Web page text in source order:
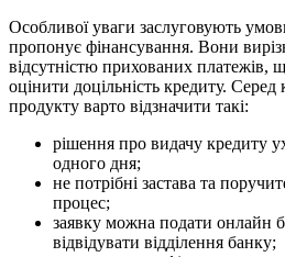
Особливої уваги заслуговують
пропонує фінансування. Вони
відсутністю прихованих платежів,
оцінити доцільність кредиту.
продукту варто відзначити такі:
рішення про видачу кредиту
одного дня;
не потрібні застава та
процес;
заявку можна подати онлайн
відвідувати відділення банку;